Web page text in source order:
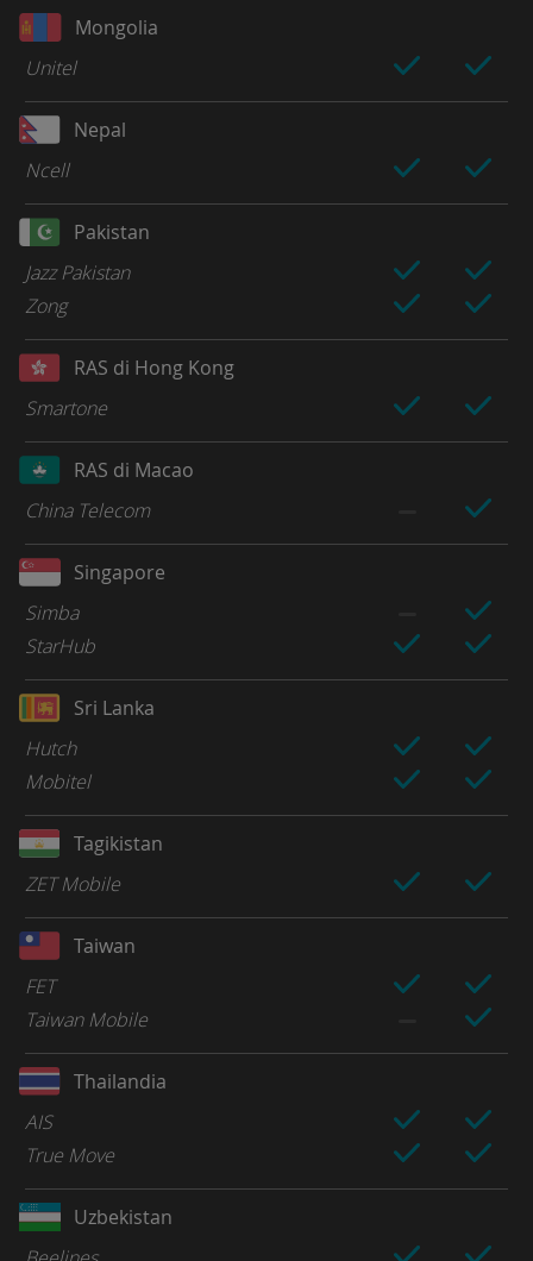
Mongolia
Unitel
Nepal
Ncell
Pakistan
Jazz Pakistan
Zong
RAS di Hong Kong
Smartone
RAS di Macao
China Telecom
Singapore
Simba
StarHub
Sri Lanka
Hutch
Mobitel
Tagikistan
ZET Mobile
Taiwan
FET
Taiwan Mobile
Thailandia
AIS
True Move
Uzbekistan